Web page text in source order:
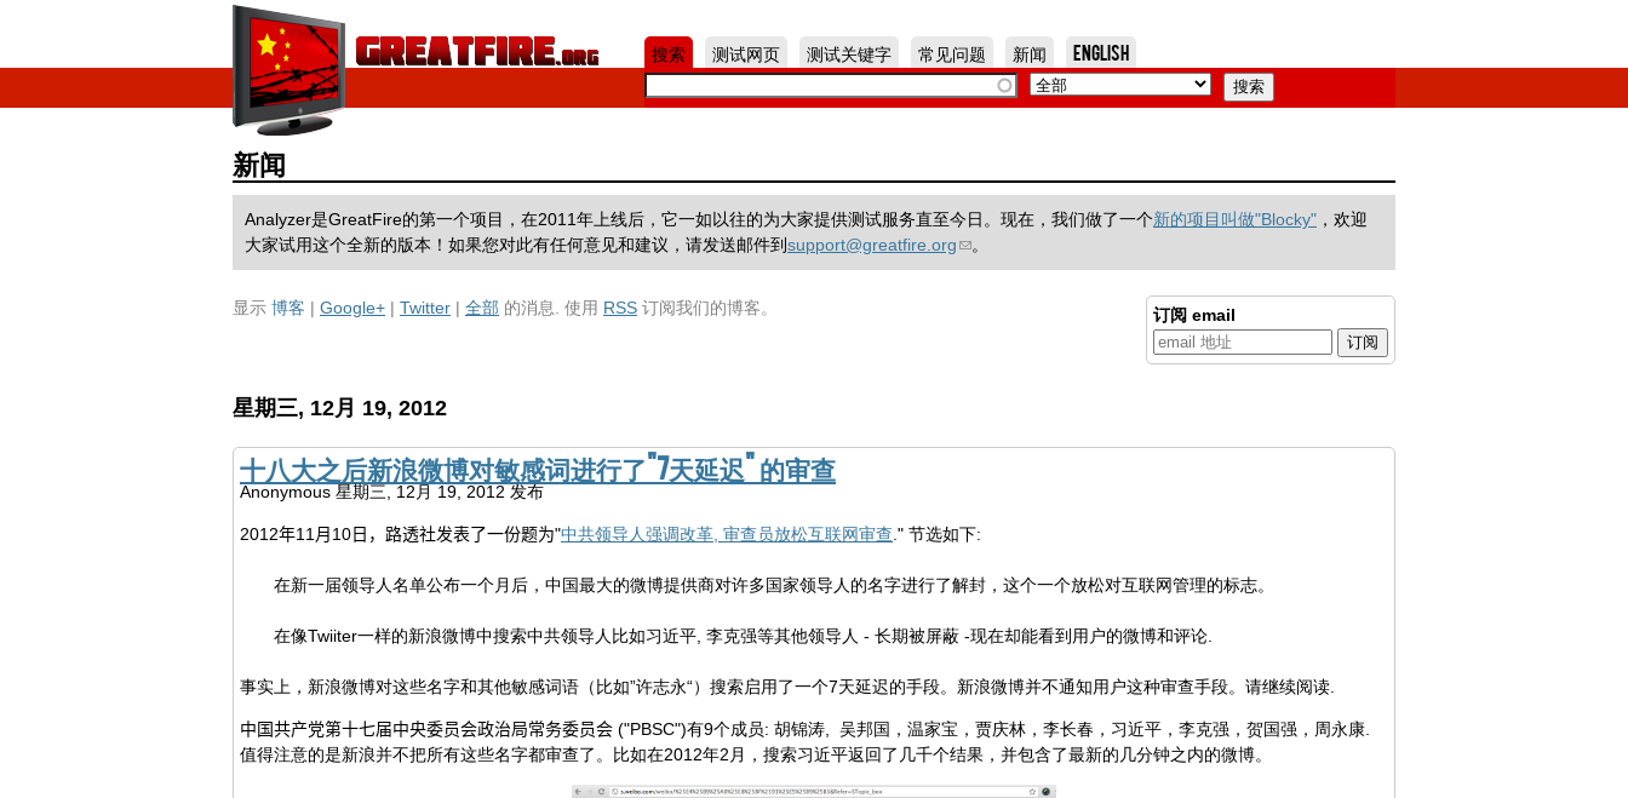
Jump to Navigation
搜索 测试网页 测试关键字 常见问题 新闻 English
新闻
Analyzer是GreatFire的第一个项目，在2011年上线后，它一如以往的为大家提供测试服务直至今日。现在，我们做了一个新的项目叫做"Blocky" ，欢迎
大家试用这个全新的版本！如果您对此有任何意见和建议，请发送邮件到support@greatfire.org 。
订阅 email
显示 博客 | Google+ | Twitter | 全部 的消息. 使用 RSS 订阅我们的博客。
星期三, 12月 19, 2012
十八大之后新浪微博对敏感词进行了"7天延迟" 的审查
Anonymous 星期三, 12月 19, 2012 发布
2012年11月10日 ， 路透社发表了一份题为"中共领导人强调改革, 审查员放松互联网审查 ." 节选如下:
在新一届领导人名单公布一个月后，中国最大的微博提供商对许多国家领导人的名字进行了解封，这个一个放松对互联网管理的标志。
在像Twiiter一样的新浪微博中搜索中共领导人比如习近平, 李克强等其他领导人 - 长期被屏蔽 -现在却能看到用户的微博和评论.
事实上，新浪微博对这些名字和其他敏感词语（比如”许志永“）搜索启用了一个7天延迟的手段。新浪微博并不通知用户这种审查手段。请继续阅读.
中国共产党第十七届中央委员会政治局常务委员会 ("PBSC")有9个成员: 胡锦涛, 吴邦国，温家宝，贾庆林，李长春，习近平，李克强，贺国强，周永康.
值得注意的是新浪并不把所有这些名字都审查了。比如在2012年2月，搜索习近平返回了几千个结果，并包含了最新的几分钟之内的微博。